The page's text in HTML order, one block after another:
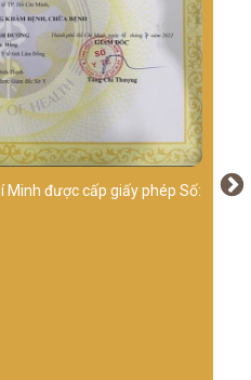
Minh được cấp giấy phép Số: